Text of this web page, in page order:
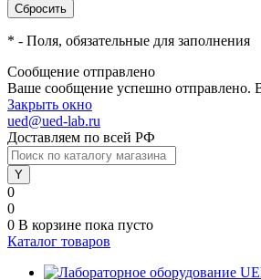
* - Поля, обязательные для заполнения
Сообщение отправлено
Ваше сообщение успешно отправлено.
Закрыть окно
ued@ued-lab.ru
Доставляем по всей РФ
0
0
0 В корзине пока пусто
Каталог товаров